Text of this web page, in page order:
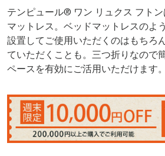
テンピュール® ワン リュクス フト
マットレス。ベッドマットレスのよ
設置してご使用いただくのはもちろ
ていただくことも。三つ折りなので
ペースを有効にご活用いただけます。